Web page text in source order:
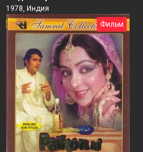
1978, Индия
Фильм